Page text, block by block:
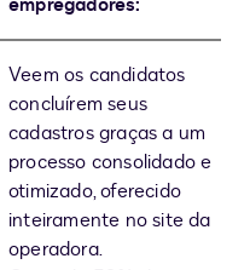
Veem os candidatos
concluírem seus
cadastros graças a um
processo consolidado e
otimizado, oferecido
inteiramente no site da
operadora.